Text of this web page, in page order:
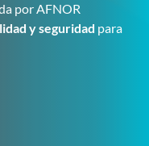
por AFNOR
y seguridad para